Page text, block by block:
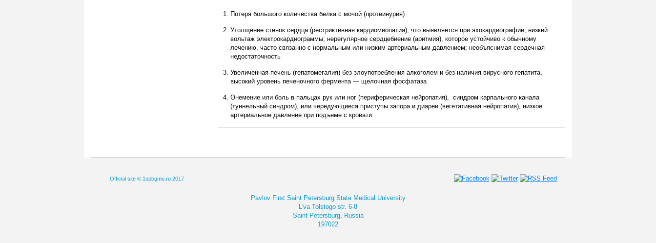
Потеря большого количества белка с мочой (протеинурия)
Утолщение стенок сердца (рестриктивная кардиомиопатия), что выявляется при эхокардиографии; низкий
вольтаж электрокардиограммы; нерегулярное сердцебиение (аритмия), которое устойчиво к обычному
лечению, часто связанно с нормальным или низким артериальным давлением; необъяснимая сердечная
недостаточность
Увеличенная печень (гепатомегалия) без злоупотребления алкоголем и без наличия вирусного гепатита,
высокий уровень печеночного фермента — щелочная фосфатаза
Онемение или боль в пальцах рук или ног (периферическая нейропатия), синдром карпального канала
(туннельный синдром), или чередующиеся приступы запора и диареи (вегетативная нейропатия), низкое
артериальное давление при подъеме с кровати.
Official site © 1spbgmu.ru 2017
Pavlov First Saint Petersburg State Medical University
L'va Tolstogo str. 6-8
Saint Petersburg, Russia
197022